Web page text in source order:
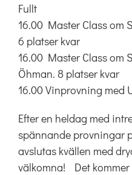
Fullt
16.00 Master Class om
6 platser kvar
16.00 Master Class om
Öhman. 8 platser kvar
16.00 Vinprovning med
Efter en heldag med
spännande provningar
avslutas kvällen med
välkomna! Det kommer